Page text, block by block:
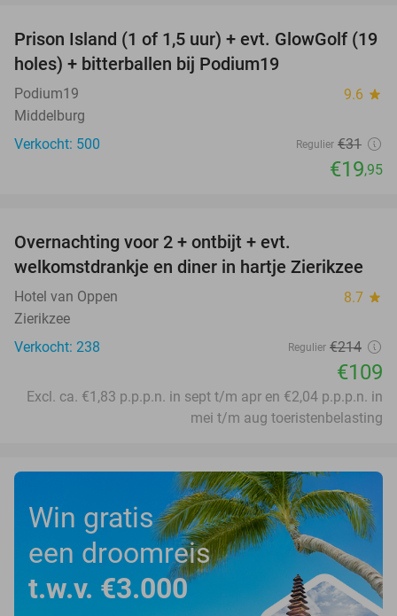
36%
Prison Island (1 of 1,5 uur) + evt. GlowGolf (19
holes) + bitterballen bij Podium19
Podium19 9.6 star
Middelburg
Verkocht: 500
Regulier €31
€19,95
Overnachting voor 2 + ontbijt + evt.
welkomstdrankje en diner in hartje Zierikzee
Hotel van Oppen 8.7 star
Zierikzee
Verkocht: 238
Regulier €214
€109
Excl. ca. €1,83 p.p.p.n. in sept t/m apr en €2,04 p.p.p.n. in
mei t/m aug toeristenbelasting
Win gratis
een droomreis
t.w.v. €3.000